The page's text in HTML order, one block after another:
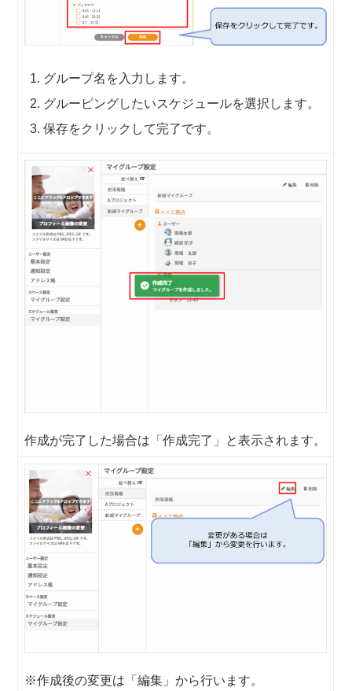
グループ名を入力します。
グルーピングしたいスケジュールを選択します。
保存をクリックして完了です。
作成が完了した場合は「作成完了」と表示されます。
※作成後の変更は「編集」から行います。